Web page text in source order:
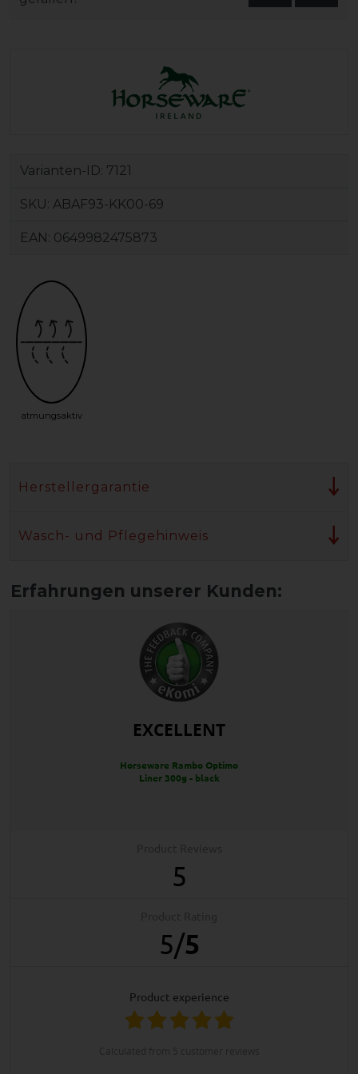
Varianten-ID: 7121
SKU: ABAF93-KK00-69
EAN: 0649982475873
atmungsaktiv
Herstellergarantie
Wasch- und Pflegehinweis
EXCELLENT
Horseware Rambo Optimo
Liner 300g - black
5
5/5
product experience